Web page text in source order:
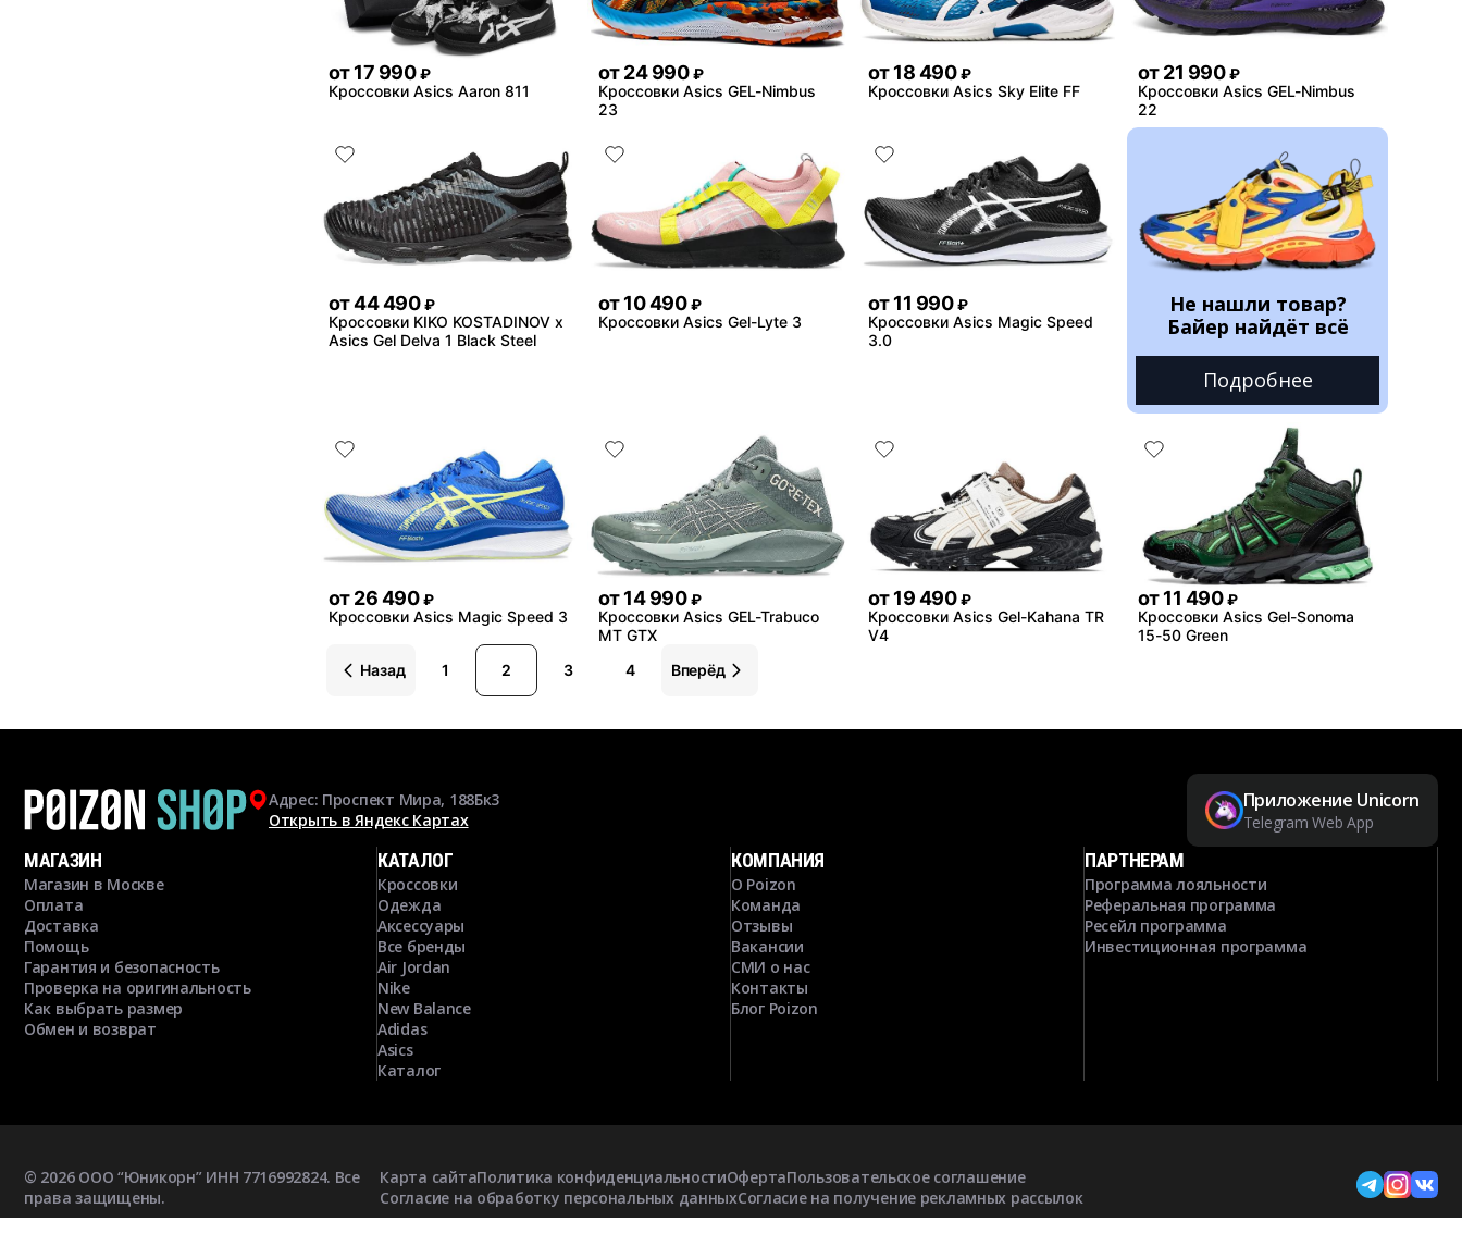
от17 990 ₽
Кроссовки Asics Aaron 811
от24 990 ₽
Кроссовки Asics GEL-Nimbus
23
от18 490 ₽
Кроссовки Asics Sky Elite FF
от21 990 ₽
Кроссовки Asics GEL-Nimbus
22
от44 490 ₽
Кроссовки KIKO KOSTADINOV x
Asics Gel Delva 1 Black Steel
от10 490 ₽
Кроссовки Asics Gel-Lyte 3
от11 990 ₽
Кроссовки Asics Magic Speed
3.0
Не нашли товар?
Байер найдёт всё
Подробнее
от26 490 ₽
Кроссовки Asics Magic Speed 3
от14 990 ₽
Кроссовки Asics GEL-Trabuco
MT GTX
от19 490 ₽
Кроссовки Asics Gel-Kahana TR
V4
от11 490 ₽
Кроссовки Asics Gel-Sonoma
15-50 Green
Назад
1 2 3 4 Вперёд
Адрес: Проспект Мира, 188Бк3
Открыть в Яндекс Картах
Приложение Unicorn
Telegram Web App
МАГАЗИН
Магазин в Москве
Оплата
Доставка
Помощь
Гарантия и безопасность
Проверка на оригинальность
Как выбрать размер
Обмен и возврат
КАТАЛОГ
Кроссовки
Одежда
Аксессуары
Все бренды
Air Jordan
Nike
New Balance
Adidas
Asics
Каталог
КОМПАНИЯ
О Poizon
Команда
Отзывы
Вакансии
СМИ о нас
Контакты
Блог Poizon
ПАРТНЕРАМ
Программа лояльности
Реферальная программа
Ресейл программа
Инвестиционная программа
© 2026ООО “Юникорн” ИНН 7716992824. Все
права защищены.
Карта сайтаПолитика конфиденциальностиОфертаПользовательское соглашение
Согласие на обработку персональных данныхСогласие на получение рекламных рассылок